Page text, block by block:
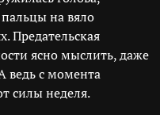
на вяло
Предательская
ясно мыслить, даже
ведь с момента
силы неделя.